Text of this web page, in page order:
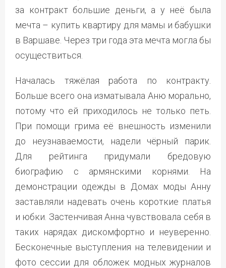
за контракт большие деньги, а у неё была
мечта – купить квартиру для мамы и бабушки
в Варшаве. Через три года эта мечта могла бы
осуществиться.
Началась тяжёлая работа по контракту.
Больше всего она изматывала Аню морально,
потому что ей приходилось не только петь.
При помощи грима её внешность изменили
до неузнаваемости, надели чёрный парик.
Для рейтинга придумали бредовую
биографию с армянскими корнями. На
демонстрации одежды в Домах моды Анну
заставляли надевать очень короткие платья
и юбки. Застенчивая Анна чувствовала себя в
таких нарядах дискомфортно и неуверенно.
Бесконечные выступления на телевидении и
фото сессии для обложек модных журналов